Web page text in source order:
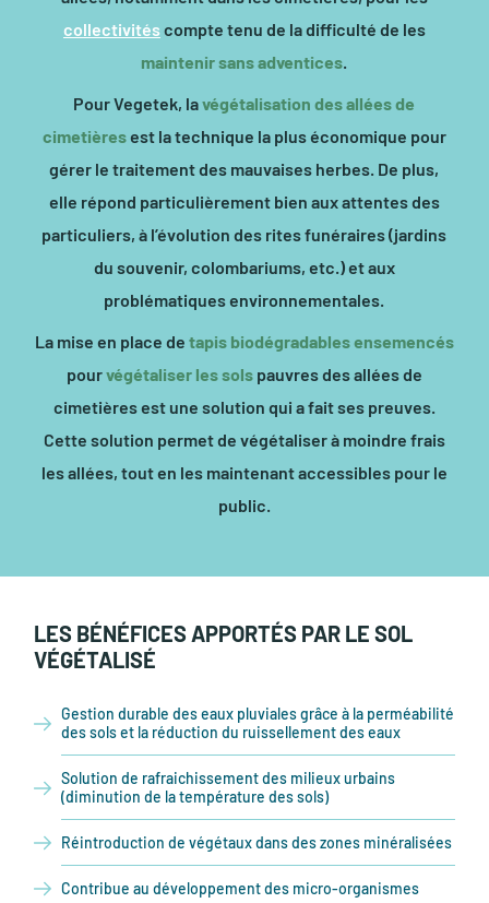
collectivitéscompte tenu de la difficulté de les
maintenir sans adventices.
Pour Vegetek, lavégétalisation des allées de
cimetièresest la technique la plus économique pour
gérer le traitement des mauvaises herbes. De plus,
elle répond particulièrement bien aux attentes des
particuliers, à l’évolution des rites funéraires (jardins
du souvenir, colombariums, etc.) et aux
problématiques environnementales.
La mise en place de tapis biodégradables ensemencés
pourvégétaliser les solspauvres des allées de
cimetières est une solution qui a fait ses preuves.
Cette solution permet de végétaliser à moindre frais
les allées, tout en les maintenant accessibles pour le
public.
LES BÉNÉFICES APPORTÉS PAR LE SOL
VÉGÉTALISÉ
Gestion durable des eaux pluviales grâce à la perméabilité
des sols et la réduction du ruissellement des eaux
Solution de rafraichissement des milieux urbains
(diminution de la température des sols)
Réintroduction de végétaux dans des zones minéralisées
Contribue au développement des micro-organismes